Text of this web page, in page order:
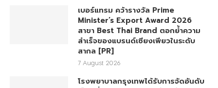
เบอร์แทรม คว้ารางวัล Prime
Minister’s Export Award 2026
สาขา Best Thai Brand ตอกย้ำความ
สำเร็จของแบรนด์เซียงเพียวในระดับ
สากล [PR]
7 August 2026
โรงพยาบาลกรุงเทพได้รับการจัดอันดับ